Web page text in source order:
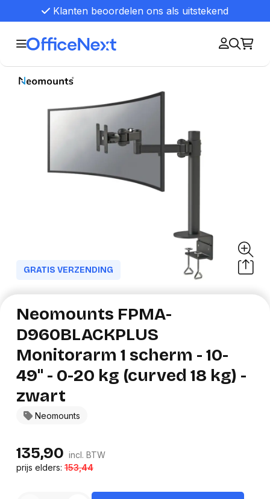
Klanten beoordelen ons als uitstekend
GRATIS VERZENDING
Neomounts
Neomounts FPMA-
D960BLACKPLUS
Monitorarm 1 scherm - 10-
49" - 0-20 kg (curved 18 kg) -
zwart
135,90 incl. BTW
prijs elders:153,44